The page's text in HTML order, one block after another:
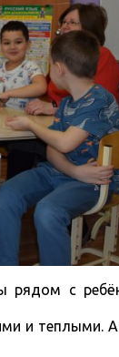
рядом с
теплыми. А